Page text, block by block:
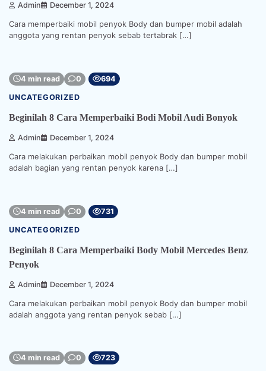
Admin December 1, 2024
Cara memperbaiki mobil penyok Body dan bumper mobil adalah
anggota yang rentan penyok sebab tertabrak […]
4 min read 0 694
UNCATEGORIZED
Beginilah 8 Cara Memperbaiki Bodi Mobil Audi Bonyok
Admin December 1, 2024
Cara melakukan perbaikan mobil penyok Body dan bumper mobil
adalah bagian yang rentan penyok karena […]
4 min read 0 731
UNCATEGORIZED
Beginilah 8 Cara Memperbaiki Body Mobil Mercedes Benz
Penyok
Admin December 1, 2024
Cara melakukan perbaikan mobil penyok Body dan bumper mobil
adalah anggota yang rentan penyok sebab […]
4 min read 0 723